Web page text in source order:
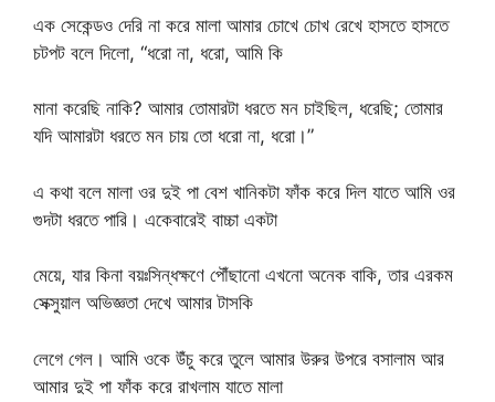
এক সেকেন্ডও দেরি না করে মালা আমার চোখে চোখ রেখে হাসতে হাসতে
চটপট বলে দিলো, “ধরো না, ধরো, আমি কি
মানা করেছি নাকি? আমার তোমারটা ধরতে মন চাইছিল, ধরেছি; তোমার
যদি আমারটা ধরতে মন চায় তো ধরো না, ধরো।”
এ কথা বলে মালা ওর দুই পা বেশ খানিকটা ফাঁক করে দিল যাতে আমি ওর
গুদটা ধরতে পারি। একেবারেই বাচ্চা একটা
মেয়ে, যার কিনা বয়ঃসিন্ধক্ষণে পৌঁছানো এখনো অনেক বাকি, তার এরকম
সেক্সুয়াল অভিজ্ঞতা দেখে আমার টাসকি
লেগে গেল। আমি ওকে উঁচু করে তুলে আমার উরুর উপরে বসালাম আর
আমার দুই পা ফাঁক করে রাখলাম যাতে মালা